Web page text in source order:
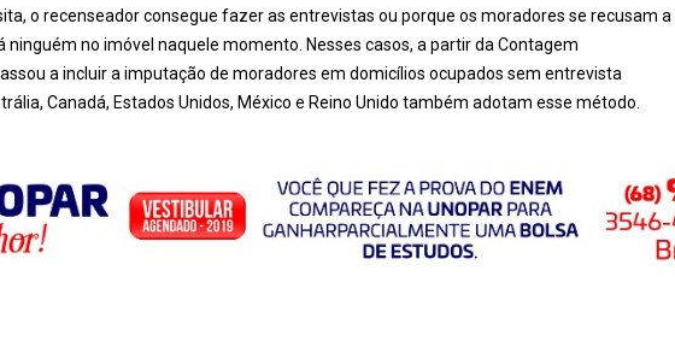
o recenseador consegue fazer as entrevistas ou porque os moradores se recusam a
ninguém no imóvel naquele momento. Nesses casos, a partir da Contagem
a incluir a imputação de moradores em domicílios ocupados sem entrevista
Canadá, Estados Unidos, México e Reino Unido também adotam esse método.